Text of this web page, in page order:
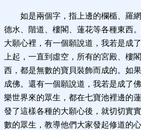
如是兩個字，指上邊的欄楯、羅
德水、階道、樓閣、蓮花等各種東西
大願心裡，有一個願說道，我若是成
上起，一直到虛空，所有的宮殿、樓
西，都是無數的寶貝裝飾而成的。如
成佛。還有一個願說道，我若是成了
樂世界來的眾生，都在七寶池裡邊的
發了這樣各種的大願心後，就切切實
數的眾生，教導他們大家發起修道的